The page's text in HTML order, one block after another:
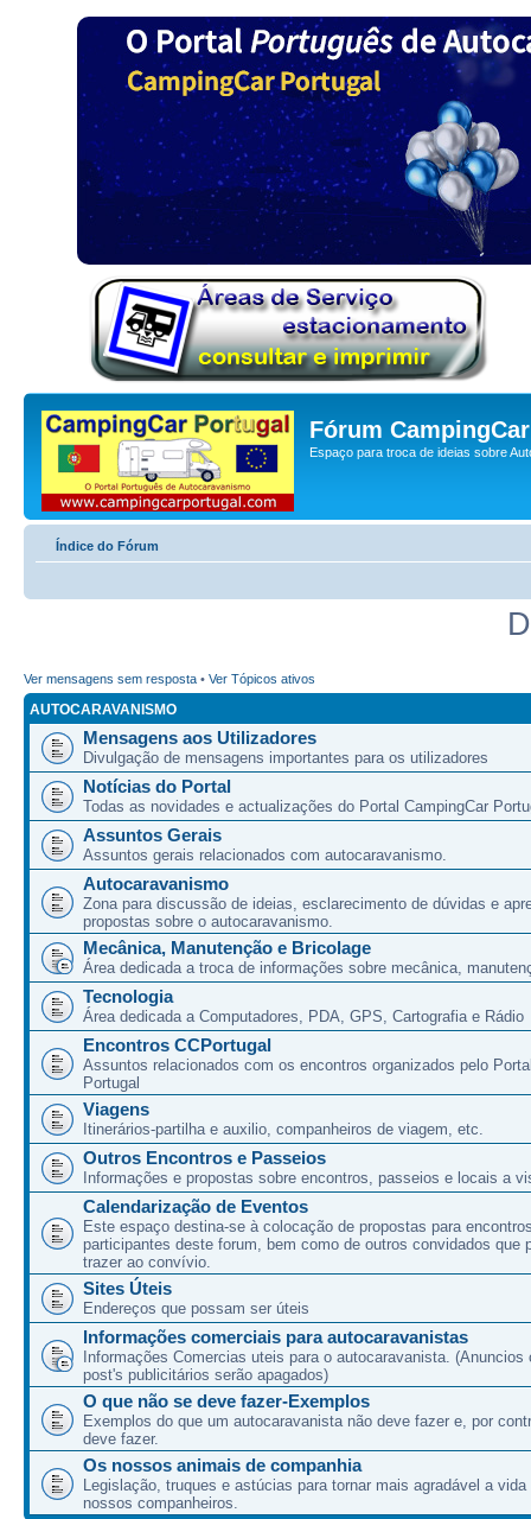
Fórum
Espaço para troca de ideias sobre
Índice do Fórum
Ver mensagens sem resposta • Ver Tópicos ativos
AUTOCARAVANISMO
Mensagens aos Utilizadores
Divulgação de mensagens importantes para os utilizadores
Notícias do Portal
Todas as novidades e actualizações do Portal CampingCar
Assuntos Gerais
Assuntos gerais relacionados com autocaravanismo.
Autocaravanismo
Zona para discussão de ideias, esclarecimento de dúvidas e
propostas sobre o autocaravanismo.
Mecânica, Manutenção e Bricolage
Área dedicada a troca de informações sobre mecânica,
Tecnologia
Área dedicada a Computadores, PDA, GPS, Cartografia e Rádio
Encontros CCPortugal
Assuntos relacionados com os encontros organizados pelo
Portugal
Viagens
Itinerários-partilha e auxilio, companheiros de viagem, etc.
Outros Encontros e Passeios
Informações e propostas sobre encontros, passeios e locais a
Calendarização de Eventos
Este espaço destina-se à colocação de propostas para
participantes deste forum, bem como de outros convidados que
trazer ao convívio.
Sites Úteis
Endereços que possam ser úteis
Informações comerciais para autocaravanistas
Informações Comercias uteis para o autocaravanista. (Anuncios
post's publicitários serão apagados)
O que não se deve fazer-Exemplos
Exemplos do que um autocaravanista não deve fazer e, por
deve fazer.
Os nossos animais de companhia
Legislação, truques e astúcias para tornar mais agradável a vida
nossos companheiros.